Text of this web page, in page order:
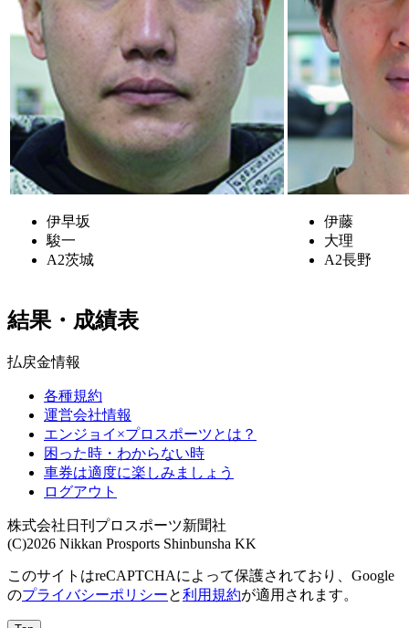
伊早坂
駿一
A2茨城
伊藤
大理
A2長野
結果・成績表
払戻金情報
各種規約
運営会社情報
エンジョイ×プロスポーツとは？
困った時・わからない時
車券は適度に楽しみましょう
ログアウト
株式会社日刊プロスポーツ新聞社
(C)2026 Nikkan Prosports Shinbunsha KK
このサイトはreCAPTCHAによって保護されており、Google
のプライバシーポリシーと利用規約が適用されます。